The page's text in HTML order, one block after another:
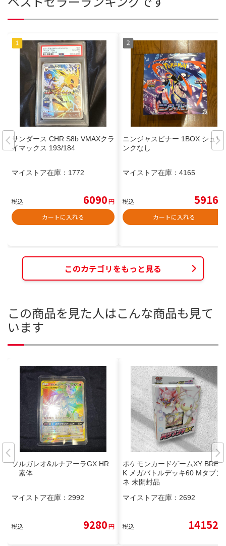
サンダース CHR S8b VMAXクラ
イマックス 193/184
マイストア在庫： 1772
税込 6090円
カートに入れる
ニンジャスピナー 1BOX シュリ
ンクなし
マイストア在庫： 4165
税込 5916
カートに入れる
このカテゴリをもっと見る
この商品を見た人はこんな商品も見て
います
ソルガレオ&ルナアーラGX HR
素体
マイストア在庫： 2992
税込 9280円
ポケモンカードゲームXY BREA
K メガバトルデッキ60 Mタブン
ネ 未開封品
マイストア在庫： 2692
税込 14152